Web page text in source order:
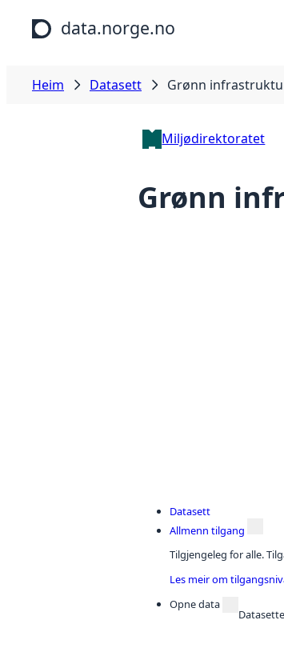
Hopp til hovudinnhald
data.norge.no
Heim Datasett Grønn
Miljødirektoratet
Grønn
Datasett
Allmenn tilgang
Tilgjengeleg for alle.
Les meir om
Opne data